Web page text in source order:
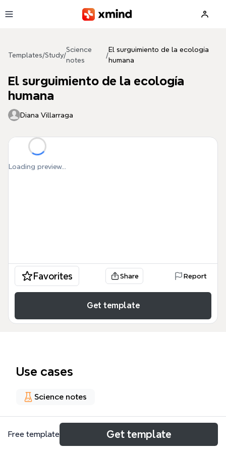
Templates/Study/
Science
notes
/
El surguimiento de la ecología
humana
El surguimiento de la ecología
humana
Diana Villarraga
Loading preview...
Favorites Share Report
Get template
Use cases
Science notes
About
Free template Get template